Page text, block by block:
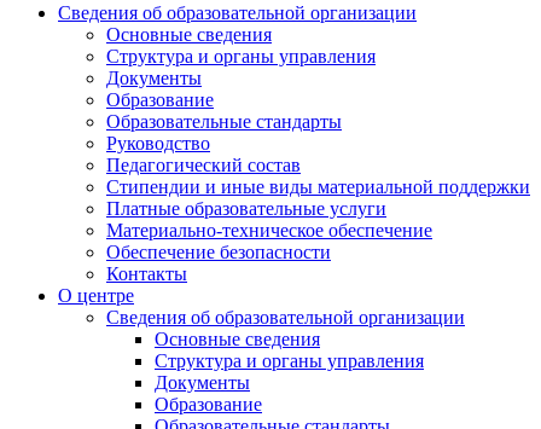
Сведения об образовательной организации
Основные сведения
Структура и органы управления
Документы
Образование
Образовательные стандарты
Руководство
Педагогический состав
Стипендии и иные виды материальной поддержки
Платные образовательные услуги
Материально-техническое обеспечение
Обеспечение безопасности
Контакты
О центре
Сведения об образовательной организации
Основные сведения
Структура и органы управления
Документы
Образование